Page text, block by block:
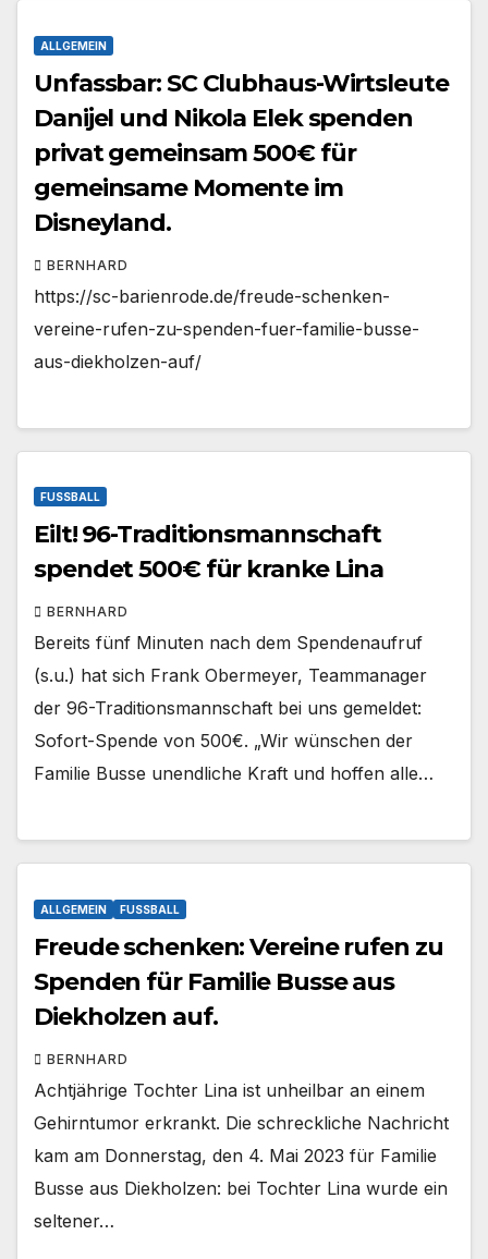
ALLGEMEIN
Unfassbar: SC Clubhaus-Wirtsleute
Danijel und Nikola Elek spenden
privat gemeinsam 500€ für
gemeinsame Momente im
Disneyland.
BERNHARD
https://sc-barienrode.de/freude-schenken-
vereine-rufen-zu-spenden-fuer-familie-busse-
aus-diekholzen-auf/
FUSSBALL
Eilt! 96-Traditionsmannschaft
spendet 500€ für kranke Lina
BERNHARD
Bereits fünf Minuten nach dem Spendenaufruf
(s.u.) hat sich Frank Obermeyer, Teammanager
der 96-Traditionsmannschaft bei uns gemeldet:
Sofort-Spende von 500€. „Wir wünschen der
Familie Busse unendliche Kraft und hoffen alle…
ALLGEMEIN FUSSBALL
Freude schenken: Vereine rufen zu
Spenden für Familie Busse aus
Diekholzen auf.
BERNHARD
Achtjährige Tochter Lina ist unheilbar an einem
Gehirntumor erkrankt. Die schreckliche Nachricht
kam am Donnerstag, den 4. Mai 2023 für Familie
Busse aus Diekholzen: bei Tochter Lina wurde ein
seltener…